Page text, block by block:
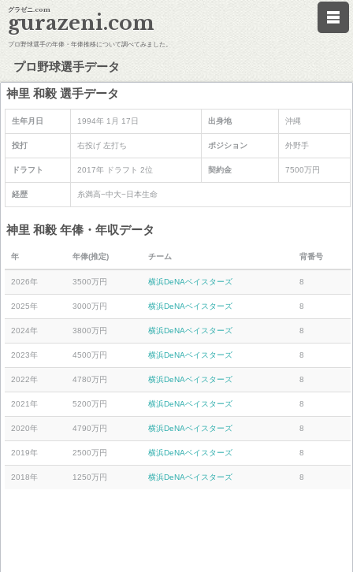
グラゼニ.com
gurazeni.com
プロ野球選手の年俸・年俸推移について調べてみました。
プロ野球選手データ
神里 和毅 選手データ
生年月日 1994年 1月 17日 出身地 沖縄
投打 右投げ 左打ち ポジション 外野手
ドラフト 2017年 ドラフト 2位 契約金 7500万円
経歴 糸満高−中大−日本生命
神里 和毅 年俸・年収データ
年 年俸(推定) チーム 背番号
2026年 3500万円 横浜DeNAベイスターズ 8
2025年 3000万円 横浜DeNAベイスターズ 8
2024年 3800万円 横浜DeNAベイスターズ 8
2023年 4500万円 横浜DeNAベイスターズ 8
2022年 4780万円 横浜DeNAベイスターズ 8
2021年 5200万円 横浜DeNAベイスターズ 8
2020年 4790万円 横浜DeNAベイスターズ 8
2019年 2500万円 横浜DeNAベイスターズ 8
2018年 1250万円 横浜DeNAベイスターズ 8